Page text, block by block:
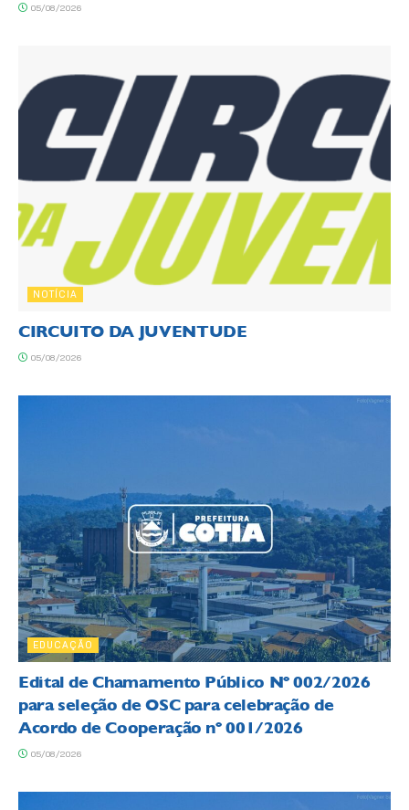
05/08/2026
NOTÍCIA
CIRCUITO DA JUVENTUDE
05/08/2026
EDUCAÇÃO
Edital de Chamamento Público Nº 002/2026
para seleção de OSC para celebração de
Acordo de Cooperação nº 001/2026
05/08/2026